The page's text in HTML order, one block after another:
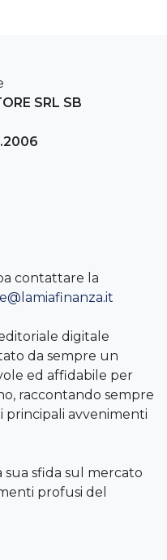
SRL SB
contattare la
digitale
da sempre un
ed affidabile per
raccontando sempre
principali avvenimenti
sfida sul mercato
profusi del